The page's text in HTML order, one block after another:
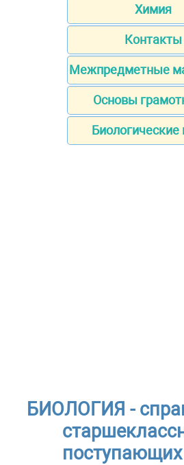
Химия
Контакты
Межпредметные
Основы
Биологические
БИОЛОГИЯ -